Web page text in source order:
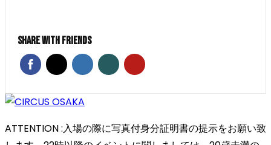
Share With Friends
ATTENTION :入場の際に写真付身分証明書の提示をお願い致